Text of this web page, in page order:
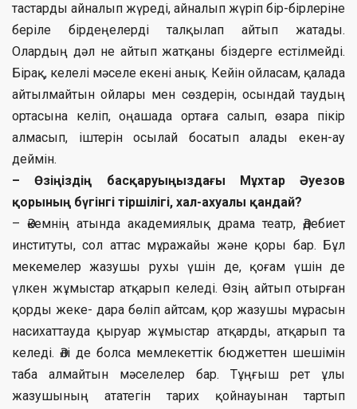
тастарды айналып жүреді, айналып жүріп бір-бірлеріне
беріле бірдеңелерді талқылап айтып жатады.
Олардың дәл не айтып жатқаны біздерге естілмейді.
Бірақ, келелі мәселе екені анық. Кейін ойласам, қалада
айтылмайтын ойлары мен сөздерін, осындай таудың
ортасына келіп, оңашада ортаға салып, өзара пікір
алмасып, іштерін осылай босатып алады екен-ау
деймін.
– Өзіңіздің басқаруыңыздағы Мұхтар Әуезов
қорының бүгінгі тіршілігі, хал-ахуалы қандай?
– Әкемнің атында академиялық драма театр, Әдебиет
институты, сол аттас мұражайы және қоры бар. Бұл
мекемелер жазушы рухы үшін де, қоғам үшін де
үлкен жұмыстар атқарып келеді. Өзің айтып отырған
қорды жеке- дара бөліп айтсам, қор жазушы мұрасын
насихаттауда қыруар жұмыстар атқарды, атқарып та
келеді. Әлі де болса мемлекеттік бюджеттен шешімін
таба алмайтын мәселелер бар. Тұңғыш рет ұлы
жазушының ататегін тарих қойнауынан тартып